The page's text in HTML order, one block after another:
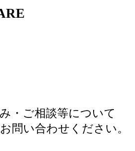
・ご相談等について
問い合わせください。